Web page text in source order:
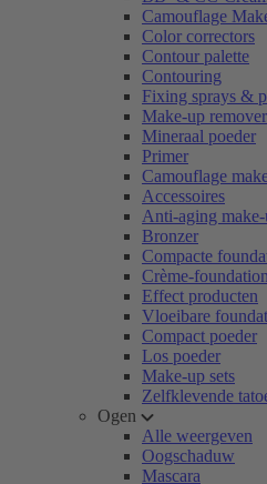
Camouflage
Color correctors
Contour palette
Contouring
Fixing sprays &
Make-up remover
Mineraal poeder
Primer
Camouflage
Accessoires
Anti-aging
Bronzer
Compacte
Crème-foundation
Effect producten
Vloeibare
Compact poeder
Los poeder
Make-up sets
Zelfklevende
Ogen
Alle weergeven
Oogschaduw
Mascara